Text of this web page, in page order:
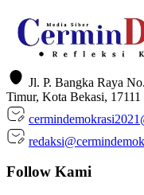
Jl. P. Bangka Raya
Timur, Kota Bekasi, 17111
Follow Kami